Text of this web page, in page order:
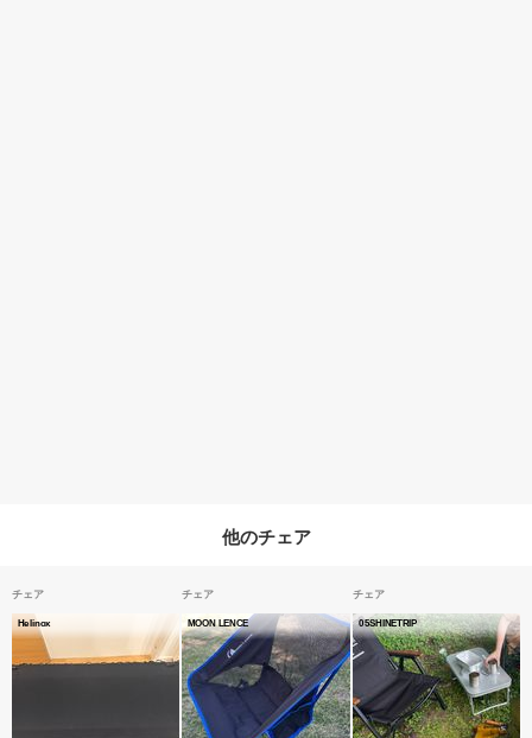
他のチェア
チェア
Helinox
チェア
MOON LENCE
チェア
05SHINETRIP